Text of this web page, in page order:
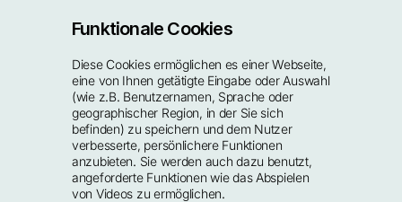
Funktionale Cookies
Diese Cookies ermöglichen es einer Webseite,
eine von Ihnen getätigte Eingabe oder Auswahl
(wie z.B. Benutzernamen, Sprache oder
geographischer Region, in der Sie sich
befinden) zu speichern und dem Nutzer
verbesserte, persönlichere Funktionen
anzubieten. Sie werden auch dazu benutzt,
angeforderte Funktionen wie das Abspielen
von Videos zu ermöglichen.